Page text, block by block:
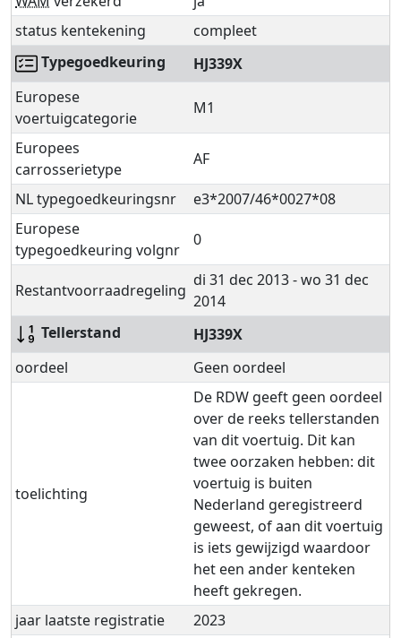
status kentekening
compleet
Typegoedkeuring
HJ339X
Europese
voertuigcategorie
M1
Europees
carrosserietype
AF
NL typegoedkeuringsnr
e3*2007/46*0027*08
Europese
typegoedkeuring volgnr
0
Restantvoorraadregeling
di 31 dec 2013 - wo 31 dec
2014
Tellerstand
HJ339X
oordeel
Geen oordeel
toelichting
De RDW geeft geen oordeel
over de reeks tellerstanden
van dit voertuig. Dit kan
twee oorzaken hebben: dit
voertuig is buiten
Nederland geregistreerd
geweest, of aan dit voertuig
is iets gewijzigd waardoor
het een ander kenteken
heeft gekregen.
jaar laatste registratie
2023